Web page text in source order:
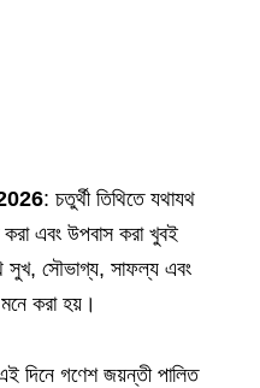
: চতুর্থী তিথিতে যথাযথ
করা এবং উপবাস করা খুবই
সুখ, সৌভাগ্য, সাফল্য এবং
করা হয়।
এই দিনে গণেশ জয়ন্তী পালিত